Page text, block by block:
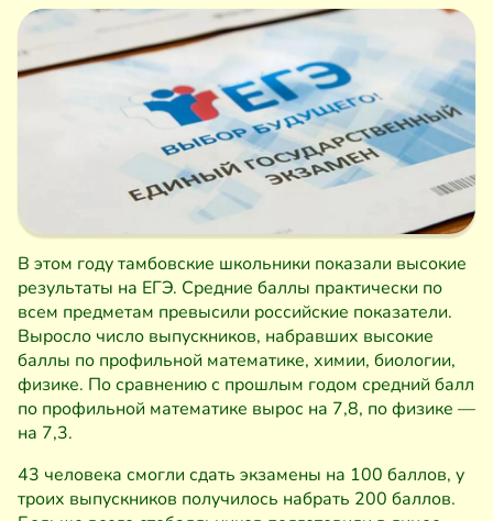
В этом году тамбовские школьники показали высокие
результаты на ЕГЭ. Средние баллы практически по
всем предметам превысили российские показатели.
Выросло число выпускников, набравших высокие
баллы по профильной математике, химии, биологии,
физике. По сравнению с прошлым годом средний балл
по профильной математике вырос на 7,8, по физике —
на 7,3.
43 человека смогли сдать экзамены на 100 баллов, у
троих выпускников получилось набрать 200 баллов.